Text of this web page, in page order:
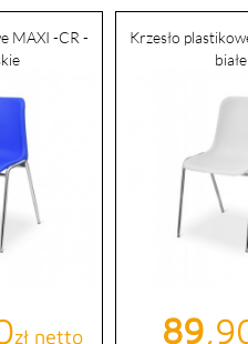
MAXI -CR -
zł netto
Krzesło
białe
Cena
89